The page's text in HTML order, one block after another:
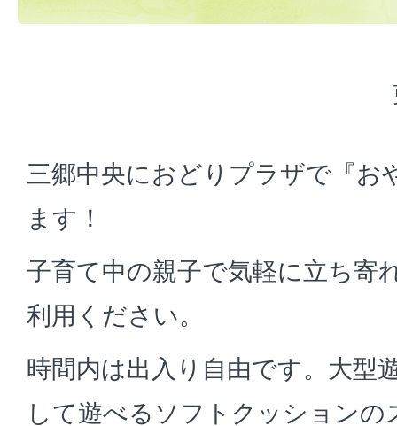
三郷中央におどりプラザで『お
ます！
子育て中の親子で気軽に立ち寄
利用ください。
時間内は出入り自由です。大型
して遊べるソフトクッションの